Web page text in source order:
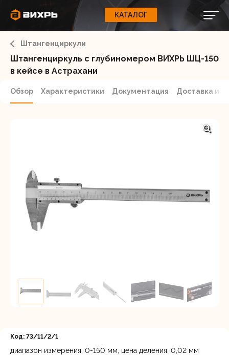
КАТАЛОГ
КАТАЛОГ
Регистрация
О бренде
Блог
Свернуть
ЭЛЕКТРОИНСТРУМЕНТЫ
ИНСТРУМЕНТ
ОБОРУДОВАНИЕ
Штангенциркули
Штангенциркуль с глубиномером ВИХРЬ ШЦ-150
в кейсе в Астрахани
Обзор Характеристики Документация Доставка и
Код: 73/11/2/1
диапазон измерения: 0-150 мм, цена деления: 0,02 мм
Забыли пароль?
ВАШ ЗАКАЗ
Корзина